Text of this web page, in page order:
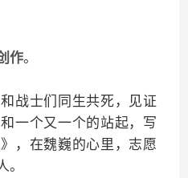
作。
战士们同生共死，见证
一个又一个的站起，写
，在魏巍的心里，志愿